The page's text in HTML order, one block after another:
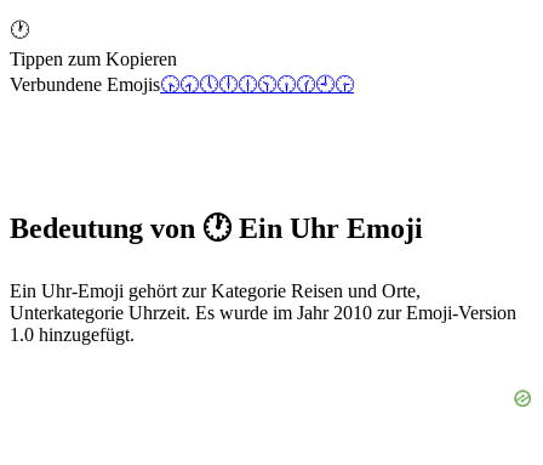
🕐
Tippen zum Kopieren
Verbundene Emojis🕟🕣🕔🕕🕧🕥🕡🕜🕘🕞
Bedeutung von 🕐 Ein Uhr Emoji
Ein Uhr-Emoji gehört zur Kategorie Reisen und Orte,
Unterkategorie Uhrzeit. Es wurde im Jahr 2010 zur Emoji-Version
1.0 hinzugefügt.